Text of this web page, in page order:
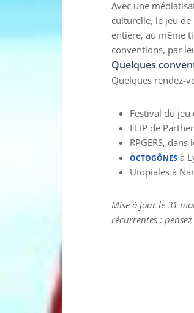
Avec une
culturelle, le jeu
entière, au même
conventions, par
Quelques
Quelques rendez-
Festival du jeu
FLIP de
RPGERS, dans
OCTOGÔNES à
Utopiales à
Mise à jour le 31
récurrentes ;